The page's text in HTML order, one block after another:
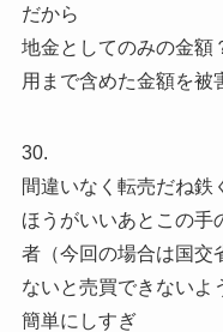
だから
地金としてのみの金額
用まで含めた金額を被
30.
間違いなく転売だね鉄
ほうがいいあとこの手
者（今回の場合は国交
ないと売買できないよ
簡単にしすぎ